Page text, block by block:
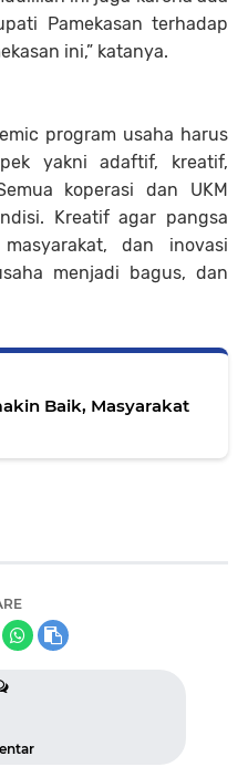
Pamekasan terhadap
ini,” katanya.
program usaha harus
yakni adaftif, kreatif,
koperasi dan UKM
Kreatif agar pangsa
dan inovasi
menjadi bagus, dan
Baik, Masyarakat